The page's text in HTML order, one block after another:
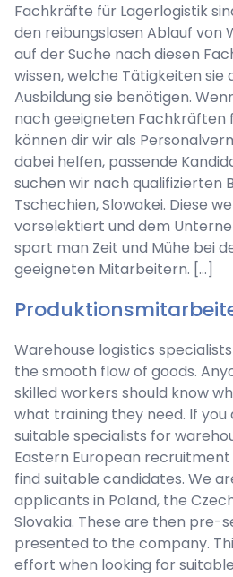
Fachkräfte für Lagerlogistik
den reibungslosen Ablauf von
auf der Suche nach diesen
wissen, welche Tätigkeiten sie
Ausbildung sie benötigen.
nach geeigneten Fachkräften
können dir wir als
dabei helfen, passende
suchen wir nach qualifizierten
Tschechien, Slowakei. Diese
vorselektiert und dem
spart man Zeit und Mühe bei
geeigneten Mitarbeitern. […]
Warehouse logistics
the smooth flow of goods.
skilled workers should know
what training they need. If you
suitable specialists for
Eastern European
find suitable candidates. We
applicants in Poland, the
Slovakia. These are then pre-
presented to the company.
effort when looking for